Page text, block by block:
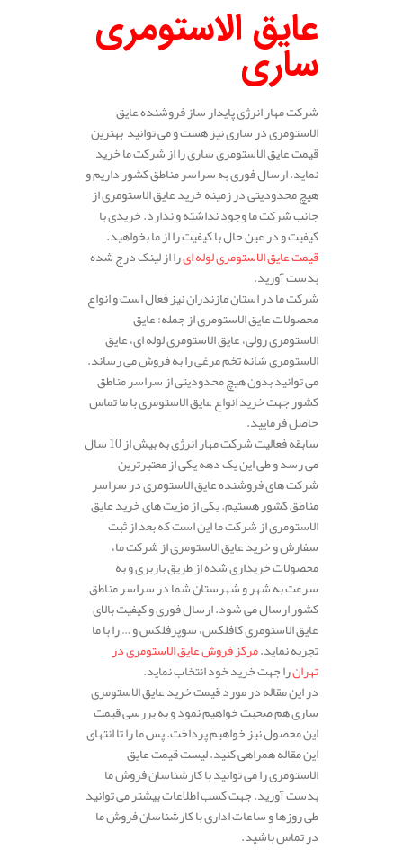
عایق الاستومری
ساری
شرکت مهار انرژی پایدار ساز فروشنده عایق
الاستومری در ساری نیز هست و می توانید بهترین
قیمت عایق الاستومری ساری را از شرکت ما خرید
نماید. ارسال فوری به سراسر مناطق کشور داریم و
هیچ محدودیتی در زمینه خرید عایق الاستومری از
جانب شرکت ما وجود نداشته و ندارد. خریدی با
کیفیت و در عین حال با کیفیت را از ما بخواهید.
قیمت عایق الاستومری لوله ایرا از لینک درج شده
بدست آورید.
شرکت ما در استان مازندران نیز فعال است و انواع
محصولات عایق الاستومری از جمله: عایق
الاستومری رولی، عایق الاستومری لوله ای، عایق
الاستومری شانه تخم مرغی را به فروش می رساند.
می توانید بدون هیچ محدودیتی از سراسر مناطق
کشور جهت خرید انواع عایق الاستومری با ما تماس
حاصل فرمایید.
سابقه فعالیت شرکت مهار انرژی به بیش از 10 سال
می رسد و طی این یک دهه یکی از معتبرترین
شرکت های فروشنده عایق الاستومری در سراسر
مناطق کشور هستیم. یکی از مزیت های خرید عایق
الاستومری از شرکت ما این است که بعد از ثبت
سفارش و خرید عایق الاستومری از شرکت ما،
محصولات خریداری شده از طریق باربری و به
سرعت به شهر و شهرستان شما در سراسر مناطق
کشور ارسال می شود. ارسال فوری و کیفیت بالای
عایق الاستومری کافلکس، سوپرفلکس و … را با ما
تجربه نماید.مرکز فروش عایق الاستومری در
تهرانرا جهت خرید خود انتخاب نماید.
در این مقاله در مورد قیمت خرید عایق الاستومری
ساری هم صحبت خواهیم نمود و به بررسی قیمت
این محصول نیز خواهیم پرداخت. پس ما را تا انتهای
این مقاله همراهی کنید. لیست قیمت عایق
الاستومری را می توانید با کارشناسان فروش ما
بدست آورید. جهت کسب اطلاعات بیشتر می توانید
طی روزها و ساعات اداری با کارشناسان فروش ما
در تماس باشید.